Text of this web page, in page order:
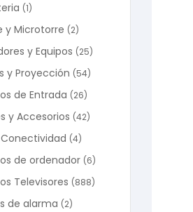
(1)
y Microtorre (2)
y Equipos (25)
y Proyección (54)
de Entrada (26)
y Accesorios (42)
(4)
de ordenador (6)
Televisores (888)
de alarma (2)